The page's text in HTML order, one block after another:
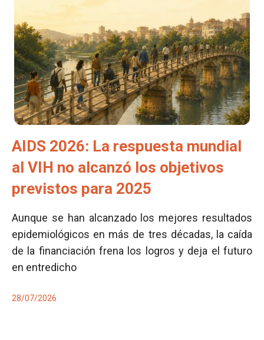
AIDS 2026: La respuesta mundial
al VIH no alcanzó los objetivos
previstos para 2025
Aunque se han alcanzado los mejores resultados
epidemiológicos en más de tres décadas, la caída
de la financiación frena los logros y deja el futuro
en entredicho
28/07/2026